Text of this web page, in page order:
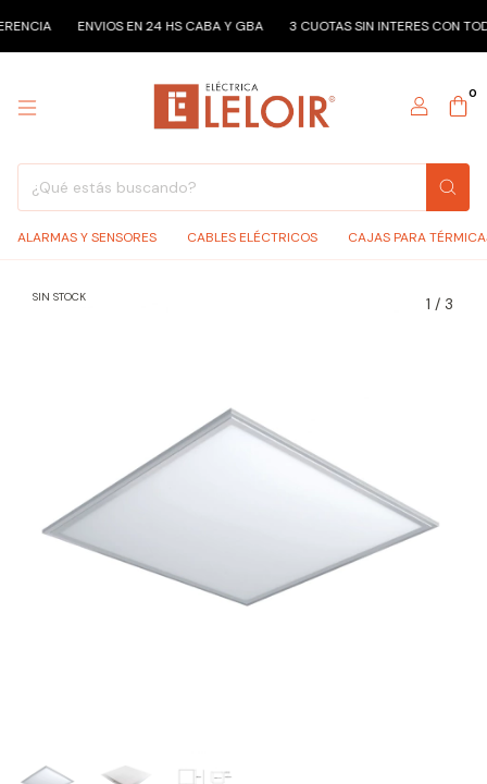
ENVIOS EN 24 HS CABA Y GBA 3 CUOTAS SIN INTERES CON TODOS
0
ALARMAS Y SENSORES CABLES ELÉCTRICOS CAJAS PARA
SIN STOCK 1 / 3